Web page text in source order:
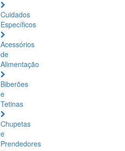
Cuidados
Específicos
Acessórios
de
Alimentação
Biberões
e
Tetinas
Chupetas
e
Prendedores